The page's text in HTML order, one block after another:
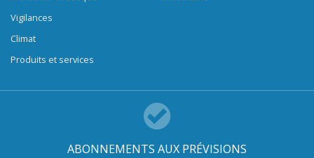
Vigilances
Climat
Produits et services
ABONNEMENTS AUX PRÉVISIONS